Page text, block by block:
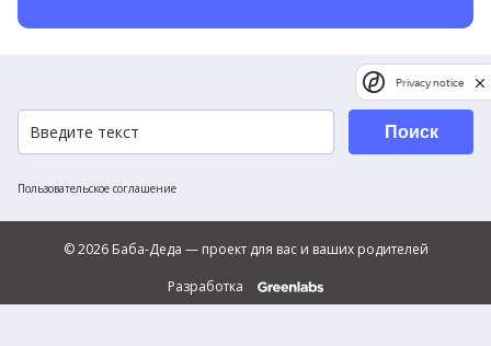
Пользовательское соглашение
Поиск
© 2026 Баба-Деда — проект для вас и ваших родителей
Разработка
Privacy notice